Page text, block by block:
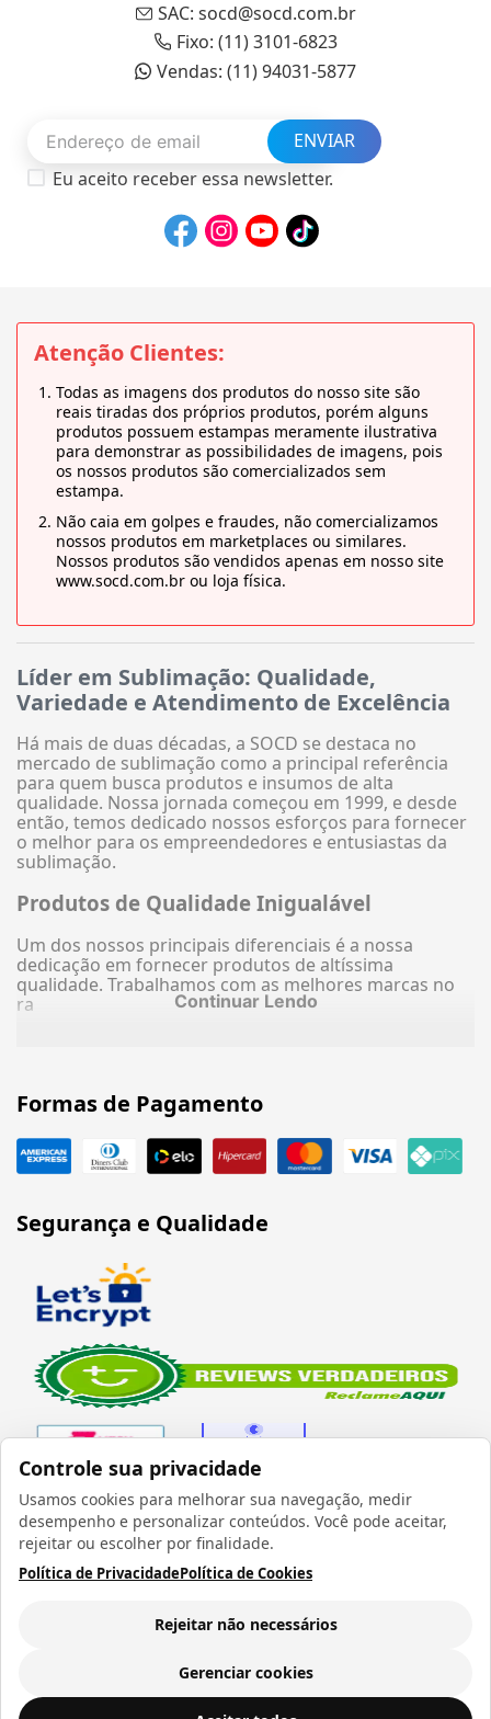
Controle sua privacidade
Usamos cookies para melhorar sua navegação, medir
desempenho e personalizar conteúdos. Você pode aceitar,
rejeitar ou escolher por finalidade.
Política de PrivacidadePolítica de Cookies
Rejeitar não necessários
Gerenciar cookies
SAC: socd@socd.com.br
Fixo: (11) 3101-6823
Vendas: (11) 94031-5877
ENVIAR
Eu aceito receber essa newsletter.
Atenção Clientes:
Todas as imagens dos produtos do nosso site são
reais tiradas dos próprios produtos, porém alguns
produtos possuem estampas meramente ilustrativa
para demonstrar as possibilidades de imagens, pois
os nossos produtos são comercializados sem
estampa.
Não caia em golpes e fraudes, não comercializamos
nossos produtos em marketplaces ou similares.
Nossos produtos são vendidos apenas em nosso site
www.socd.com.br ou loja física.
Líder em Sublimação: Qualidade,
Variedade e Atendimento de Excelência
Há mais de duas décadas, a SOCD se destaca no
mercado de sublimação como a principal referência
para quem busca produtos e insumos de alta
qualidade. Nossa jornada começou em 1999, e desde
então, temos dedicado nossos esforços para fornecer
o melhor para os empreendedores e entusiastas da
sublimação.
Produtos de Qualidade Inigualável
Um dos nossos principais diferenciais é a nossa
dedicação em fornecer produtos de altíssima
qualidade. Trabalhamos com as melhores marcas no
ra
Continuar Lendo
Formas de Pagamento
Segurança e Qualidade
Verificada por
COMÉRCIO LTDA EPP | CNPJ: 07.686.203/0001-22